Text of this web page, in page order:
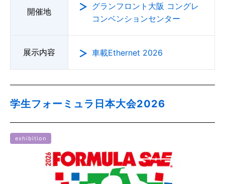
開催地
グランフロント大阪 コングレ
コンベンションセンター
展示内容 車載Ethernet 2026
学生フォーミュラ日本大会2026
exhibition